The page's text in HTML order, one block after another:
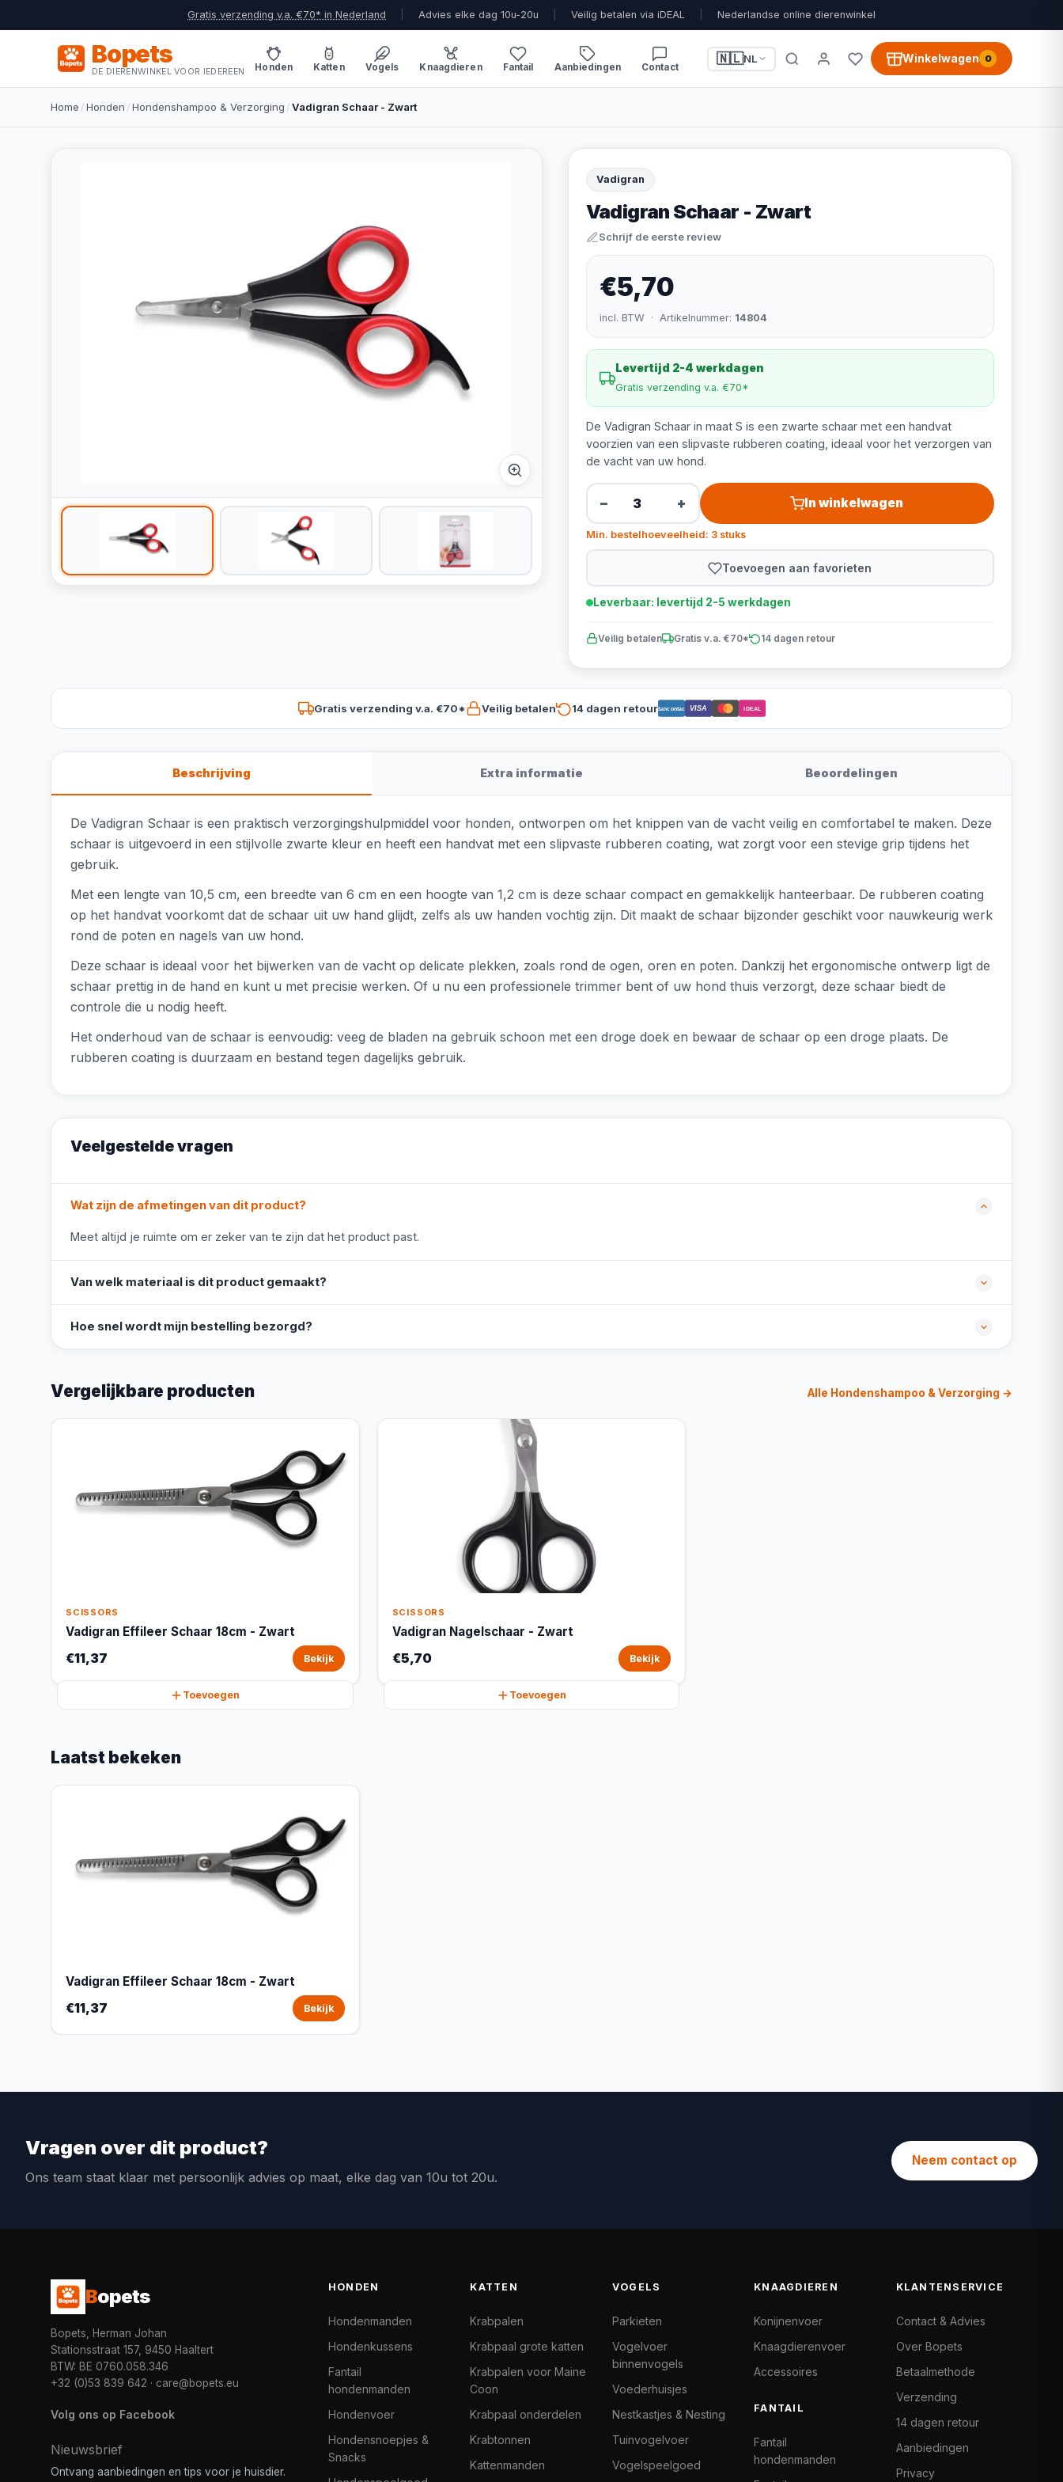
Gratis verzending v.a. €70* in Nederland Advies elke dag 10u-20u Veilig betalen via iDEAL Nederlandse online dierenwinkel
Bopets
DE DIERENWINKEL VOOR IEDEREEN Honden Katten Vogels Knaagdieren Fantail Aanbiedingen Contact
🇳🇱NL Winkelwagen 0
Home /Honden /Hondenshampoo & Verzorging /Vadigran Schaar - Zwart
Vadigran
Vadigran Schaar - Zwart
Schrijf de eerste review
€5,70
incl. BTW · Artikelnummer: 14804
Levertijd 2-4 werkdagen
Gratis verzending v.a. €70*
De Vadigran Schaar in maat S is een zwarte schaar met een handvat
voorzien van een slipvaste rubberen coating, ideaal voor het verzorgen van
de vacht van uw hond.
− + In winkelwagen
Min. bestelhoeveelheid: 3 stuks
Toevoegen aan favorieten
Leverbaar: levertijd 2-5 werkdagen
Veilig betalen Gratis v.a. €70* 14 dagen retour
Gratis verzending v.a. €70* Veilig betalen 14 dagen retourBancontact VISA iDEAL
Beschrijving Extra informatie Beoordelingen
De Vadigran Schaar is een praktisch verzorgingshulpmiddel voor honden, ontworpen om het knippen van de vacht veilig en comfortabel te maken. Deze
schaar is uitgevoerd in een stijlvolle zwarte kleur en heeft een handvat met een slipvaste rubberen coating, wat zorgt voor een stevige grip tijdens het
gebruik.
Met een lengte van 10,5 cm, een breedte van 6 cm en een hoogte van 1,2 cm is deze schaar compact en gemakkelijk hanteerbaar. De rubberen coating
op het handvat voorkomt dat de schaar uit uw hand glijdt, zelfs als uw handen vochtig zijn. Dit maakt de schaar bijzonder geschikt voor nauwkeurig werk
rond de poten en nagels van uw hond.
Deze schaar is ideaal voor het bijwerken van de vacht op delicate plekken, zoals rond de ogen, oren en poten. Dankzij het ergonomische ontwerp ligt de
schaar prettig in de hand en kunt u met precisie werken. Of u nu een professionele trimmer bent of uw hond thuis verzorgt, deze schaar biedt de
controle die u nodig heeft.
Het onderhoud van de schaar is eenvoudig: veeg de bladen na gebruik schoon met een droge doek en bewaar de schaar op een droge plaats. De
rubberen coating is duurzaam en bestand tegen dagelijks gebruik.
Veelgestelde vragen
Wat zijn de afmetingen van dit product?
Meet altijd je ruimte om er zeker van te zijn dat het product past.
Van welk materiaal is dit product gemaakt?
Hoe snel wordt mijn bestelling bezorgd?
Vergelijkbare producten Alle Hondenshampoo & Verzorging →
SCISSORS
Vadigran Effileer Schaar 18cm - Zwart
€11,37 Bekijk
Toevoegen
SCISSORS
Vadigran Nagelschaar - Zwart
€5,70 Bekijk
Toevoegen
Laatst bekeken
Vadigran Effileer Schaar 18cm - Zwart
€11,37 Bekijk
Vragen over dit product?
Ons team staat klaar met persoonlijk advies op maat, elke dag van 10u tot 20u.
Neem contact op
Bopets
Bopets, Herman Johan
Stationsstraat 157, 9450 Haaltert
BTW: BE 0760.058.346
+32 (0)53 839 642 · care@bopets.eu
Volg ons op Facebook
Nieuwsbrief
Ontvang aanbiedingen en tips voor je huisdier.
HONDEN
Hondenmanden
Hondenkussens
Fantail
hondenmanden
Hondenvoer
Hondensnoepjes &
Snacks
KATTEN
Krabpalen
Krabpaal grote katten
Krabpalen voor Maine
Coon
Krabpaal onderdelen
Krabtonnen
Kattenmanden
VOGELS
Parkieten
Vogelvoer
binnenvogels
Voederhuisjes
Nestkastjes & Nesting
Tuinvogelvoer
Vogelspeelgoed
KNAAGDIEREN
Konijnenvoer
Knaagdierenvoer
Accessoires
FANTAIL
Fantail
hondenmanden
KLANTENSERVICE
Contact & Advies
Over Bopets
Betaalmethode
Verzending
14 dagen retour
Aanbiedingen
Privacy